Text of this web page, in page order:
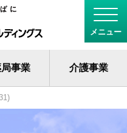
事業 介護事業